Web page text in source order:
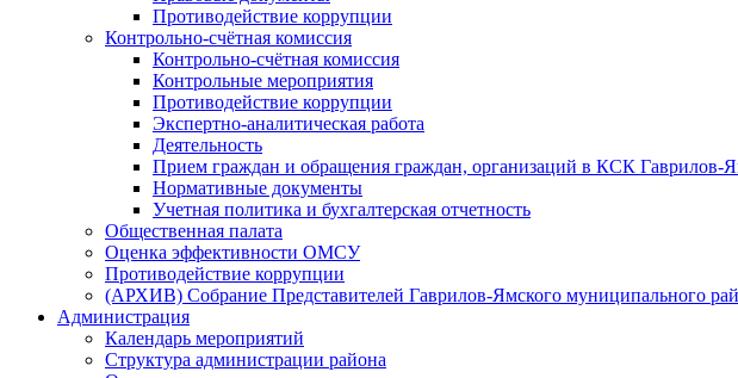
Противодействие коррупции
Контрольно-счётная комиссия
Контрольно-счётная комиссия
Контрольные мероприятия
Противодействие коррупции
Экспертно-аналитическая работа
Деятельность
Прием граждан и обращения граждан, организаций в КСК Гаврилов-
Нормативные документы
Учетная политика и бухгалтерская отчетность
Общественная палата
Оценка эффективности ОМСУ
Противодействие коррупции
(АРХИВ) Собрание Представителей Гаврилов-Ямского муниципального
Администрация
Календарь мероприятий
Структура администрации района